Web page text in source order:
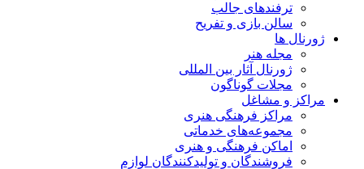
ترفندهای جالب
سالن بازی و تفریح
ژورنال ها
مجله هنر
ژورنال آثار بین المللی
مجلات گوناگون
مراکز و مشاغل
مراکز فرهنگی هنری
مجموعه‌های خدماتی
اماکن فرهنگی و هنری
فروشندگان و تولیدکنندگان لوازم